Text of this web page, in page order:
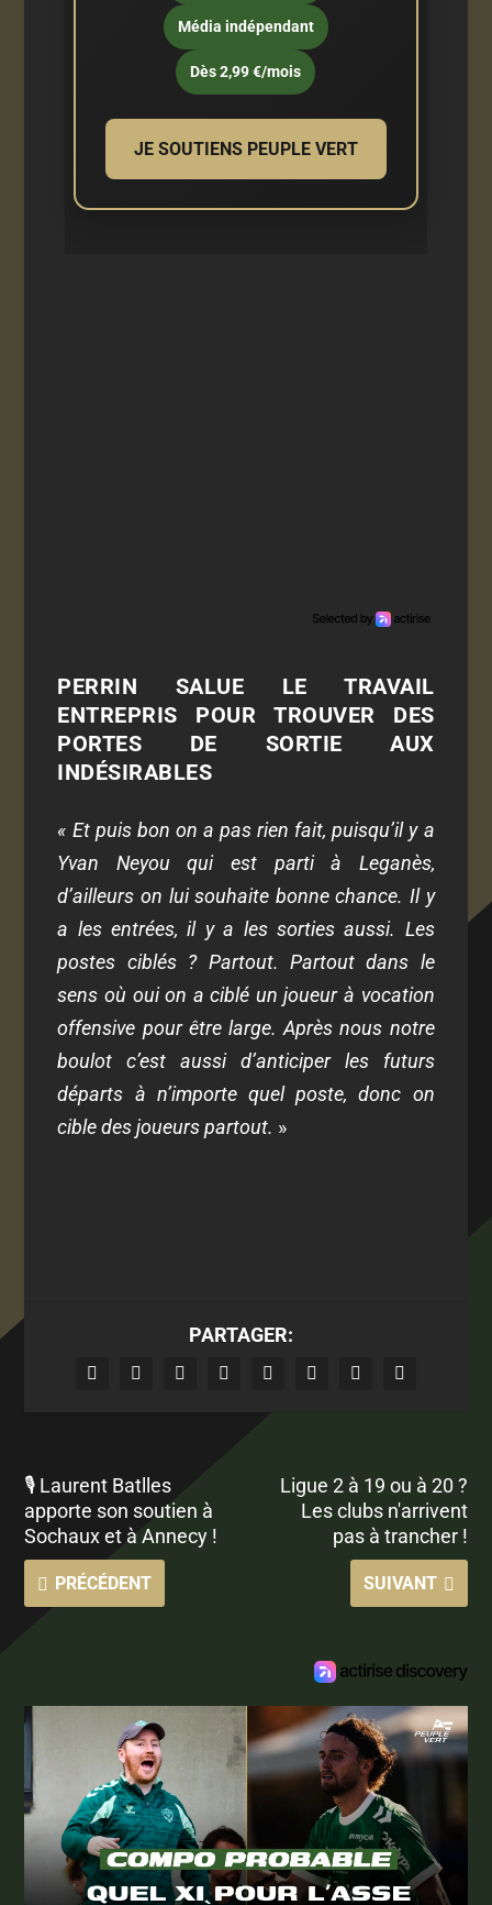
Média indépendant
Dès 2,99 €/mois
JE SOUTIENS PEUPLE VERT
PERRIN SALUE LE TRAVAIL
ENTREPRIS POUR TROUVER DES
PORTES DE SORTIE AUX
INDÉSIRABLES
« Et puis bon on a pas rien fait, puisqu’il y a
Yvan Neyou qui est parti à Leganès,
d’ailleurs on lui souhaite bonne chance. Il y
a les entrées, il y a les sorties aussi. Les
postes ciblés ? Partout. Partout dans le
sens où oui on a ciblé un joueur à vocation
offensive pour être large. Après nous notre
boulot c’est aussi d’anticiper les futurs
départs à n’importe quel poste, donc on
cible des joueurs partout. »
PARTAGER:
🎙 Laurent Batlles
apporte son soutien à
Sochaux et à Annecy !
PRÉCÉDENT
Ligue 2 à 19 ou à 20 ?
Les clubs n'arrivent
pas à trancher !
SUIVANT